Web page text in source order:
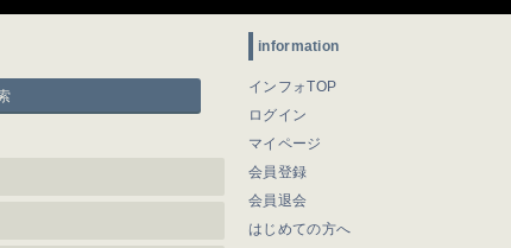
information
インフォTOP
ログイン
マイページ
会員登録
会員退会
はじめての方へ